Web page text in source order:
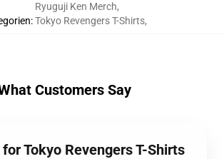
:
Ryuguji Ken Merch,
Tokyo Revengers T-Shirts,
Customers Say
Tokyo Revengers T-Shirts